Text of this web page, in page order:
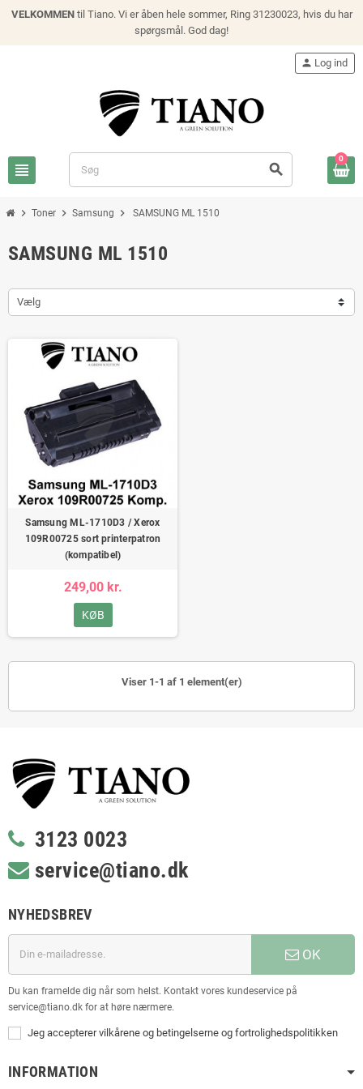
VELKOMMENtil Tiano. Vi er åben hele sommer, Ring 31230023, hvis du har
spørgsmål. God dag!
view_headline search
person Log ind
0
chevron_right Toner chevron_right Samsung chevron_right SAMSUNG ML 1510
SAMSUNG ML 1510
Vælg
Samsung ML-1710D3 / Xerox
109R00725 sort printerpatron
(kompatibel)
249,00 kr.
KØB
Viser 1-1 af 1 element(er)
3123 0023
service@tiano.dk
NYHEDSBREV
OK
Du kan framelde dig når som helst. Kontakt vores kundeservice på
service@tiano.dk for at høre nærmere.
Jeg accepterer vilkårene og betingelserne og fortrolighedspolitikken
INFORMATION